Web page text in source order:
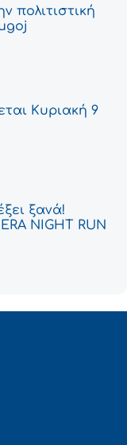
πολιτιστική
Κυριακή 9
ξανά!
NIGHT RUN